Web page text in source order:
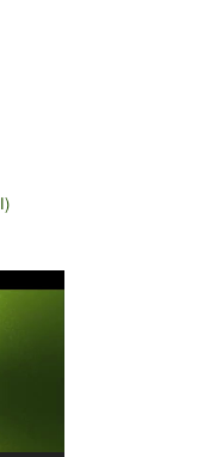
Al-Anfāl – The Spoils of War (الأنفال‎)